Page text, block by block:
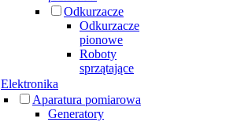
Odkurzacze
Odkurzacze
pionowe
Roboty
sprzątające
Elektronika
Aparatura pomiarowa
Generatory